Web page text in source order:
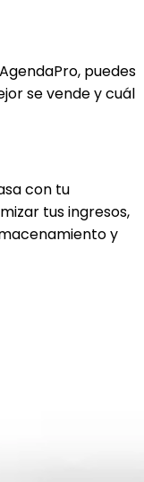
puedes
se vende y cuál
con tu
tus ingresos,
y